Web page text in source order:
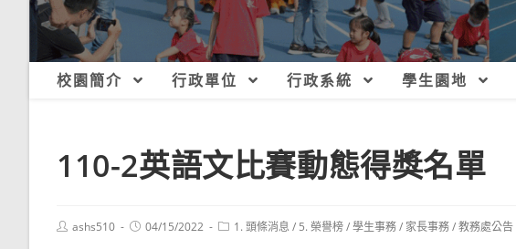
校園簡介 行政單位 行政系統 學生園地
110-2英語文比賽動態得獎名單
Postashs510
Post04/15/2022
Post1. 頭條消息 / 5. 榮譽榜/學生事務/ 家長事務/教務處公告